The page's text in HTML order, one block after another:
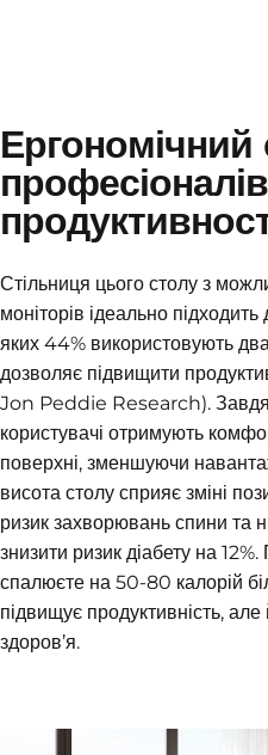
Ергономічний
Стільниця цього столу з
моніторів ідеально
яких 44% використовують
дозволяє підвищити
Jon Peddie Research).
користувачі отримують
поверхні, зменшуючи
висота столу сприяє зміні
ризик захворювань спини та
знизити ризик діабету на
спалюєте на 50-80 калорій
підвищує продуктивність,
здоров’я.